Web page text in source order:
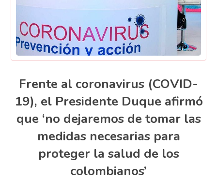
Frente al coronavirus (COVID-
19), el Presidente Duque afirmó
que ‘no dejaremos de tomar las
medidas necesarias para
proteger la salud de los
colombianos’